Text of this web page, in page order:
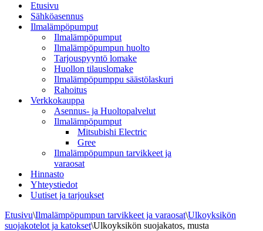
Etusivu
Sähköasennus
Ilmalämpöpumput
Ilmalämpöpumput
Ilmalämpöpumpun huolto
Tarjouspyyntö lomake
Huollon tilauslomake
Ilmalämpöpumppu säästölaskuri
Rahoitus
Verkkokauppa
Asennus- ja Huoltopalvelut
Ilmalämpöpumput
Mitsubishi Electric
Gree
Ilmalämpöpumpun tarvikkeet ja
varaosat
Hinnasto
Yhteystiedot
Uutiset ja tarjoukset
Etusivu\Ilmalämpöpumpun tarvikkeet ja varaosat\Ulkoyksikön
suojakotelot ja katokset\Ulkoyksikön suojakatos, musta